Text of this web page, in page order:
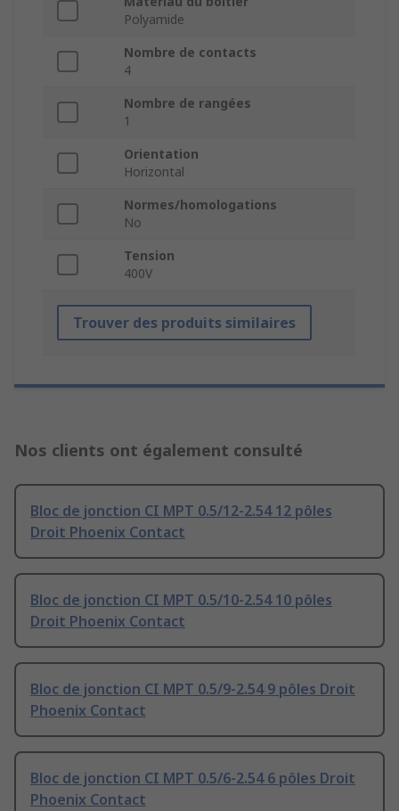
Polyamide
Nombre de contacts
4
Nombre de rangées
1
Orientation
Horizontal
Normes/homologations
No
Tension
400V
Trouver des produits similaires
Nos clients ont également consulté
Bloc de jonction CI MPT 0.5/12-2.54 12 pôles
Droit Phoenix Contact
Bloc de jonction CI MPT 0.5/10-2.54 10 pôles
Droit Phoenix Contact
Bloc de jonction CI MPT 0.5/9-2.54 9 pôles Droit
Phoenix Contact
Bloc de jonction CI MPT 0.5/6-2.54 6 pôles Droit
Phoenix Contact